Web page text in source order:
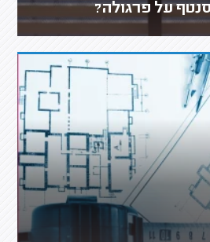
על פרגולה?